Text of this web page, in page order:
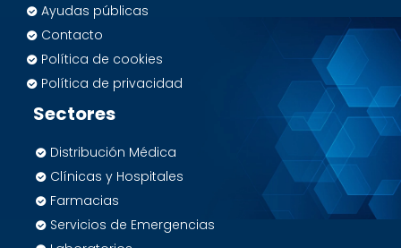
Ayudas públicas
Contacto
Política de cookies
Política de privacidad
Sectores
Distribución Médica
Clínicas y Hospitales
Farmacias
Servicios de Emergencias